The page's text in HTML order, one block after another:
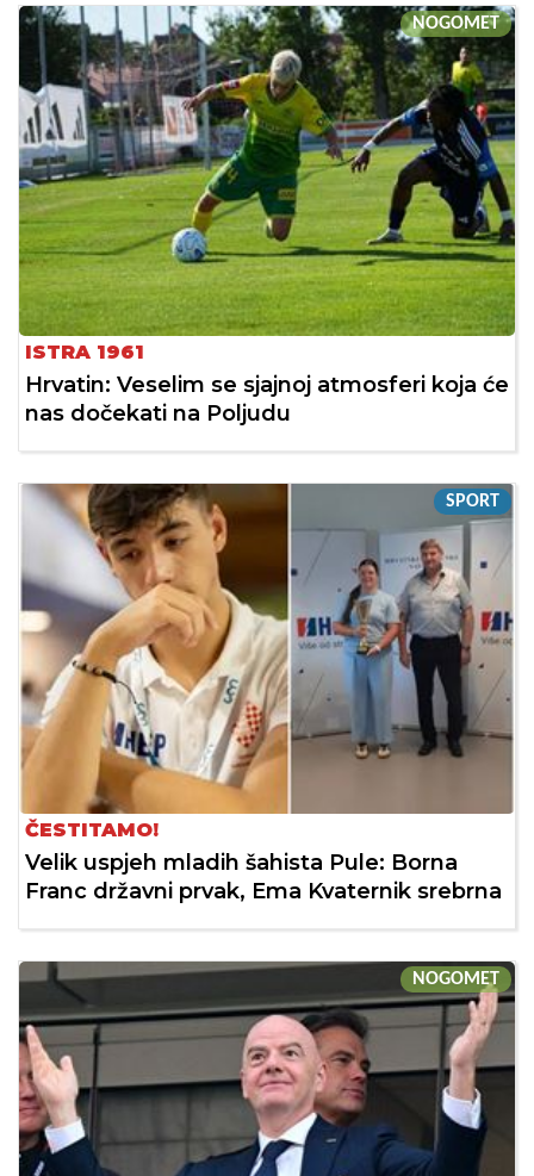
NOGOMET
ISTRA 1961
Hrvatin: Veselim se sjajnoj atmosferi koja će
nas dočekati na Poljudu
SPORT
ČESTITAMO!
Velik uspjeh mladih šahista Pule: Borna
Franc državni prvak, Ema Kvaternik srebrna
NOGOMET